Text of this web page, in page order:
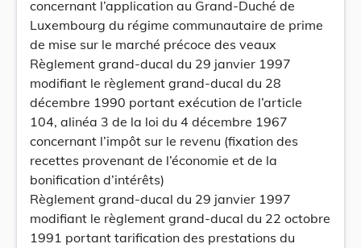
concernant l’application au Grand-Duché de
Luxembourg du régime communautaire de prime
de mise sur le marché précoce des veaux
Règlement grand-ducal du 29 janvier 1997
modifiant le règlement grand-ducal du 28
décembre 1990 portant exécution de l’article
104, alinéa 3 de la loi du 4 décembre 1967
concernant l’impôt sur le revenu (fixation des
recettes provenant de l’économie et de la
bonification d’intérêts)
Règlement grand-ducal du 29 janvier 1997
modifiant le règlement grand-ducal du 22 octobre
1991 portant tarification des prestations du